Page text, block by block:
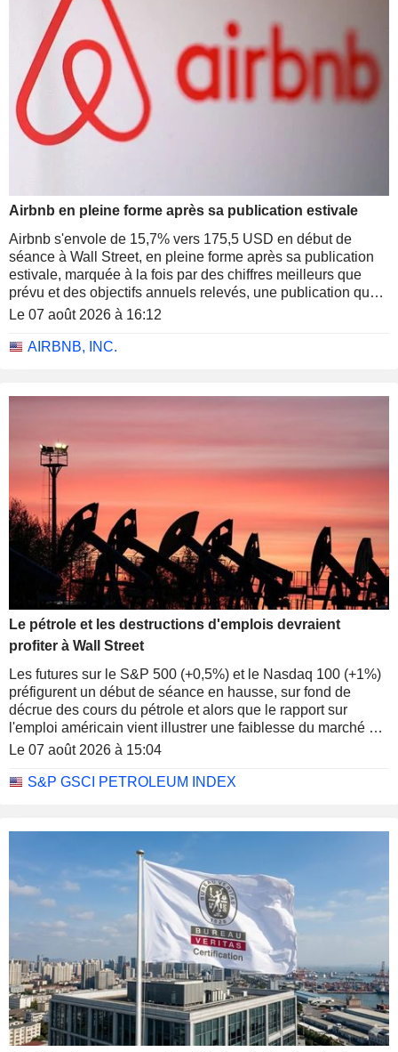
Airbnb en pleine forme après sa publication estivale
Airbnb s'envole de 15,7% vers 175,5 USD en début de
séance à Wall Street, en pleine forme après sa publication
estivale, marquée à la fois par des chiffres meilleurs que
prévu et des objectifs annuels relevés, une publication que
Wedbush salue en relevant son opinion sur le dossier à
Le 07 août 2026 à 16:12
AIRBNB, INC.
Le pétrole et les destructions d'emplois devraient
profiter à Wall Street
Les futures sur le S&P 500 (+0,5%) et le Nasdaq 100 (+1%)
préfigurent un début de séance en hausse, sur fond de
décrue des cours du pétrole et alors que le rapport sur
l'emploi américain vient illustrer une faiblesse du marché du
travail peu propice à une prochaine hausse des taux.
Le 07 août 2026 à 15:04
S&P GSCI PETROLEUM INDEX